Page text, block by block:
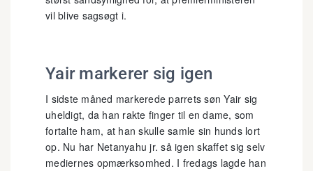
vil blive sagsøgt i.
Yair markerer sig igen
I sidste måned markerede parrets søn Yair sig
uheldigt, da han rakte finger til en dame, som
fortalte ham, at han skulle samle sin hunds lort
op. Nu har Netanyahu jr. så igen skaffet sig selv
mediernes opmærksomhed. I fredags lagde han